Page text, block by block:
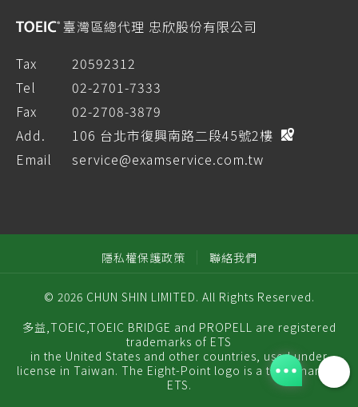
臺灣區總代理 忠欣股份有限公司
Tax
20592312
Tel
02-2701-7333
Fax
02-2708-3879
Add.
106 台北市復興南路二段45號2樓
Email
service@examservice.com.tw
隱私權保護政策 聯絡我們
© 2026 CHUN SHIN LIMITED. All Rights Reserved.
多益,TOEIC,TOEIC BRIDGE and PROPELL are registered
trademarks of ETS
in the United States and other countries, used under
license in Taiwan. The Eight-Point logo is a trademark of
ETS.